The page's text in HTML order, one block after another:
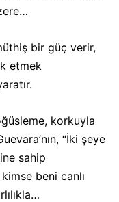
bir güç verir,
etmek
korkuyla
“İki şeye
sahip
beni canlı